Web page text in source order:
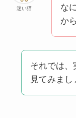
迷い猫
な
か
それでは、
見てみまし